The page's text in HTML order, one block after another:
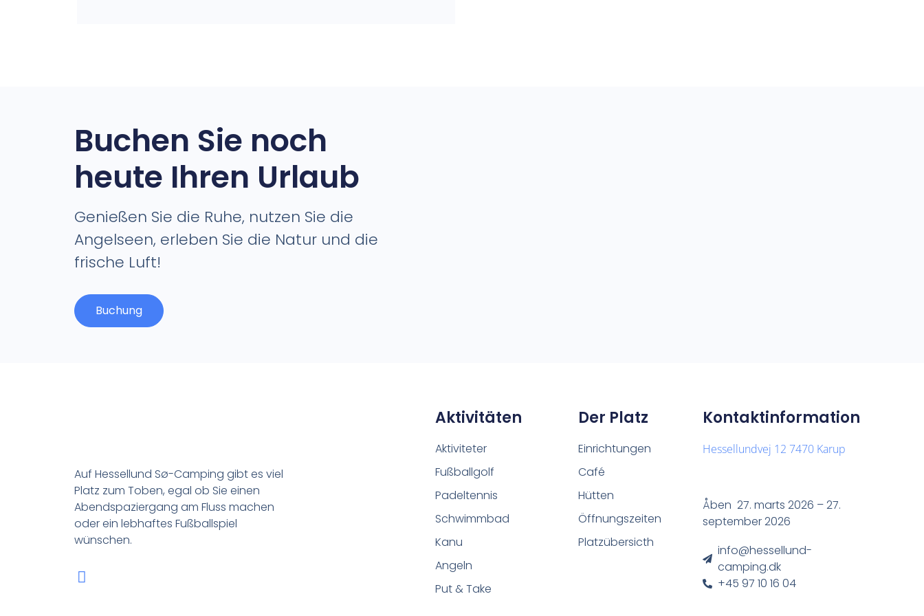
Buchen Sie noch
heute Ihren Urlaub
Genießen Sie die Ruhe, nutzen Sie die
Angelseen, erleben Sie die Natur und die
frische Luft!
Buchung
Auf Hessellund Sø-Camping gibt es viel
Platz zum Toben, egal ob Sie einen
Abendspaziergang am Fluss machen
oder ein lebhaftes Fußballspiel
wünschen.
Aktivitäten
Aktiviteter
Fußballgolf
Padeltennis
Schwimmbad
Kanu
Angeln
Put & Take
Der Platz
Einrichtungen
Café
Hütten
Öffnungszeiten
Platzübersicth
Kontaktinformation
Hessellundvej 12 7470 Karup
Åben 27. marts 2026 – 27.
september 2026
info@hessellund-
camping.dk
+45 97 10 16 04